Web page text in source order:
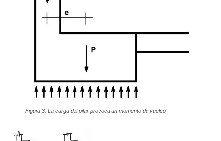
Figura 3. La carga del pilar provoca un momento de vuelco